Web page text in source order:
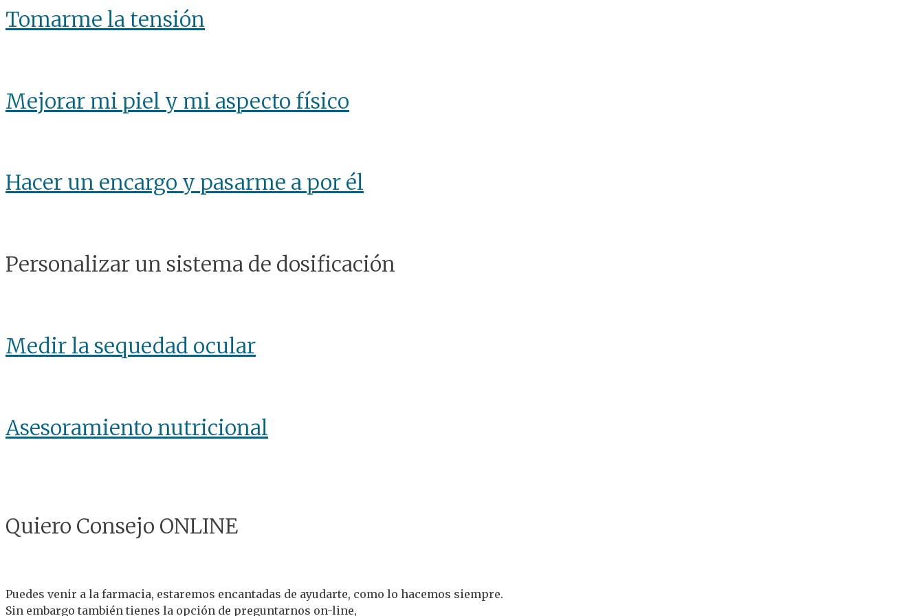
Tomarme la tensión
Mejorar mi piel y mi aspecto físico
Hacer un encargo y pasarme a por él
Personalizar un sistema de dosificación
Medir la sequedad ocular
Asesoramiento nutricional
Quiero Consejo ONLINE
Puedes venir a la farmacia, estaremos encantadas de ayudarte, como lo hacemos siempre.
Sin embargo también tienes la opción de preguntarnos on-line,